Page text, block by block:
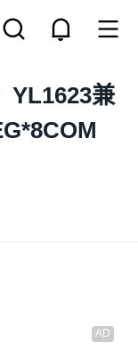
YL1623兼